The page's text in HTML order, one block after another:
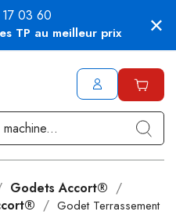
TP au meilleur prix
03 60
Godets Accort®
Godet Terrassement